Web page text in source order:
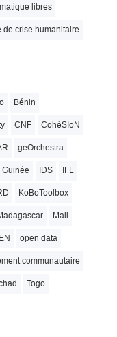
libres
de crise humanitaire
Bénin
CNF CohéSIoN
geOrchestra
Guinée IDS IFL
KoBoToolbox
Mali
open data
communautaire
Togo